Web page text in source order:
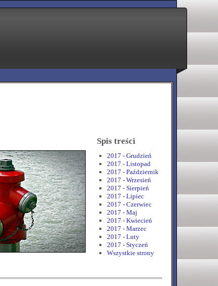
Spis treści
2017 - Grudzień
2017 - Listopad
2017 - Październik
2017 - Wrzesień
2017 - Sierpień
2017 - Lipiec
2017 - Czerwiec
2017 - Maj
2017 - Kwiecień
2017 - Marzec
2017 - Luty
2017 - Styczeń
Wszystkie strony